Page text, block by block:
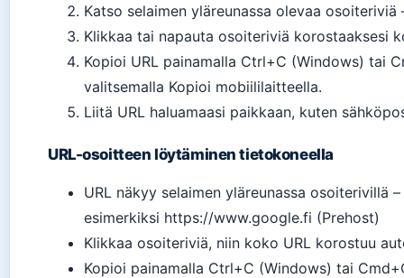
Katso selaimen yläreunassa olevaa osoiteriviä
Klikkaa tai napauta osoiteriviä korostaaksesi
Kopioi URL painamalla Ctrl+C (Windows) tai
valitsemalla Kopioi mobiililaitteella.
Liitä URL haluamaasi paikkaan, kuten
URL-osoitteen löytäminen tietokoneella
URL näkyy selaimen yläreunassa osoiterivillä
esimerkiksi https://www.google.fi (Prehost)
Klikkaa osoiteriviä, niin koko URL korostuu
Kopioi painamalla Ctrl+C (Windows) tai